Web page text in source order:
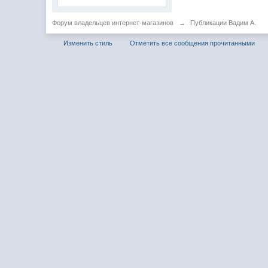
Форум владельцев интернет-магазинов → Публикации Вадим А.
Изменить стиль Отметить все сообщения прочитанными